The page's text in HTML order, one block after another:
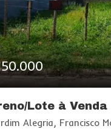
Lote à Venda
Alegria, Francisco